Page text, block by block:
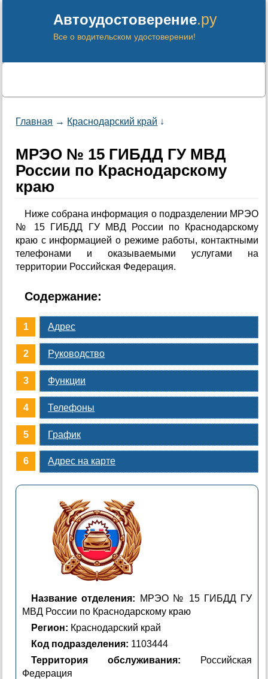
Автоудостоверение.ру
Все о водительском удостоверении!
Главная → Краснодарский край ↓
МРЭО № 15 ГИБДД ГУ МВД
России по Краснодарскому
краю
Ниже собрана информация о подразделении МРЭО
№ 15 ГИБДД ГУ МВД России по Краснодарскому
краю с информацией о режиме работы, контактными
телефонами и оказываемыми услугами на
территории Российская Федерация.
Содержание:
Адрес
Руководство
Функции
Телефоны
График
Адрес на карте
Название отделения: МРЭО № 15 ГИБДД ГУ
МВД России по Краснодарскому краю
Регион: Краснодарский край
Код подразделения: 1103444
Территория обслуживания: Российская
Федерация